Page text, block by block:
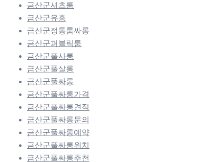
금산군셔츠룸
금산군유흥
금산군정통룸싸롱
금산군퍼블릭룸
금산군풀사롱
금산군풀살롱
금산군풀싸롱
금산군풀싸롱가격
금산군풀싸롱견적
금산군풀싸롱문의
금산군풀싸롱예약
금산군풀싸롱위치
금산군풀싸롱추천